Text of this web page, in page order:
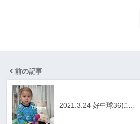
前の記事
2021.3.24 好中球36に…